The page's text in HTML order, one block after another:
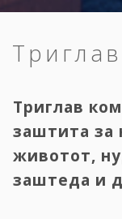
Триглав
заштита за
животот,
заштеда и